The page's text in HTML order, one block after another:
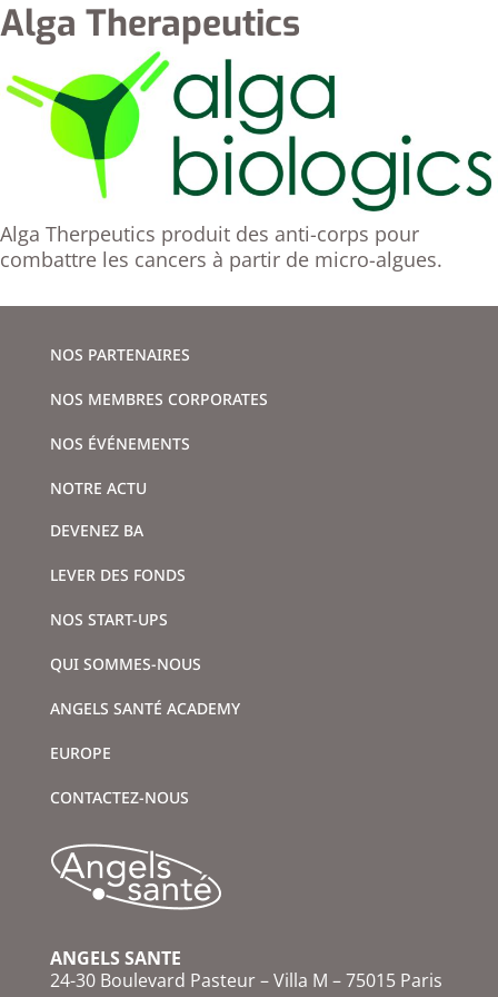
Alga Therapeutics
Alga Therpeutics produit des anti-corps pour
combattre les cancers à partir de micro-algues.
NOS PARTENAIRES
NOS MEMBRES CORPORATES
NOS ÉVÉNEMENTS
NOTRE ACTU
DEVENEZ BA
LEVER DES FONDS
NOS START-UPS
QUI SOMMES-NOUS
ANGELS SANTÉ ACADEMY
EUROPE
CONTACTEZ-NOUS
ANGELS SANTE
24-30 Boulevard Pasteur – Villa M – 75015 Paris